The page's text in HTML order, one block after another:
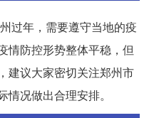
过年，需要遵守当地的疫
情防控形势整体平稳，但
建议大家密切关注郑州市
况做出合理安排。